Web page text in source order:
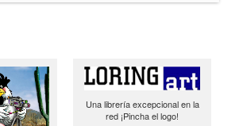
Una librería excepcional en la
red ¡Pincha el logo!